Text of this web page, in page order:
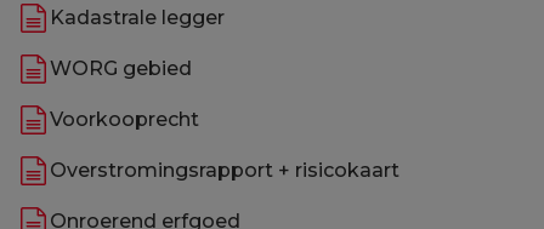
Kadastrale legger
WORG gebied
Voorkooprecht
Overstromingsrapport + risicokaart
Onroerend erfgoed